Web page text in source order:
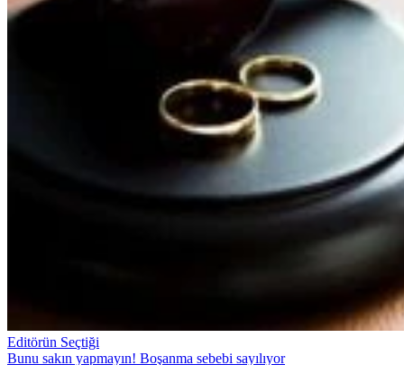
Editörün Seçtiği
Bunu sakın yapmayın! Boşanma sebebi sayılıyor